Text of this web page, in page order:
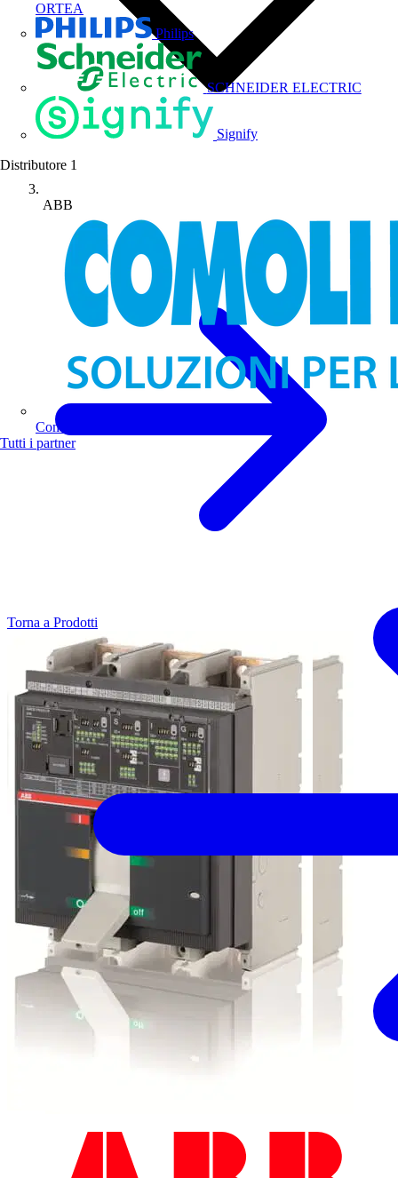
ORTEA
Philips
SCHNEIDER ELECTRIC
Signify
Distributore 1
Comoli Ferrari
Tutti i partner
ABB
Torna a Prodotti